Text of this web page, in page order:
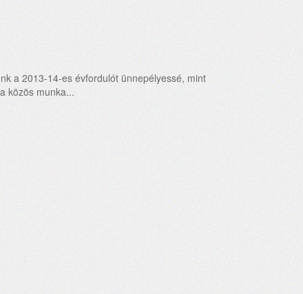
a 2013-14-es évfordulót ünnepélyessé, mint
közös munka...